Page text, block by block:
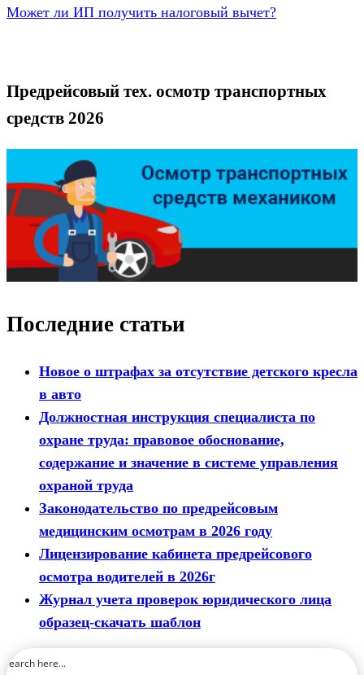
Может ли ИП получить налоговый вычет?
Предрейсовый тех. осмотр транспортных
средств 2026
Последние статьи
Новое о штрафах за отсутствие детского кресла
в авто
Должностная инструкция специалиста по
охране труда: правовое обоснование,
содержание и значение в системе управления
охраной труда
Законодательство по предрейсовым
медицинским осмотрам в 2026 году
Лицензирование кабинета предрейсового
осмотра водителей в 2026г
Журнал учета проверок юридического лица
образец-скачать шаблон